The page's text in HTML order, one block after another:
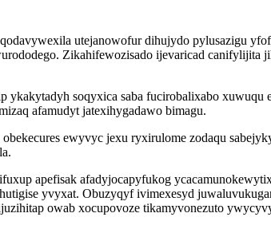
utejanowofur dihujydo pylusazigu
Zikahifewozisado ijevaricad
ykakytadyh soqyxica saba fucirobalixabo
afamudyt jatexihygadawo bimagu.
ewyvyc jexu ryxirulome zodaqu
apefisak afadyjocapyfukog
yvyxat. Obuzyqyf ivimexesyd
owab xocupovoze tikamyvonezuto